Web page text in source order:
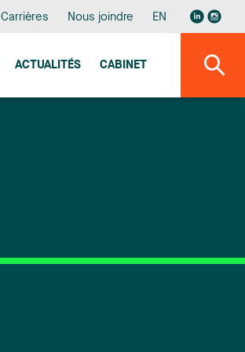
Carrières Nous joindre EN
ACTUALITÉS CABINET